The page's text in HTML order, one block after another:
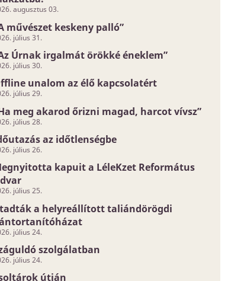
augusztus 03.
művészet keskeny palló”
július 31.
Úrnak irgalmát örökké éneklem”
július 30.
unalom az élő kapcsolatért
július 29.
meg akarod őrizni magad, harcot vívsz”
július 28.
az időtlenségbe
július 26.
kapuit a LéleKzet Református
július 25.
a helyreállított taliándörögdi
július 24.
szolgálatban
július 24.
útján